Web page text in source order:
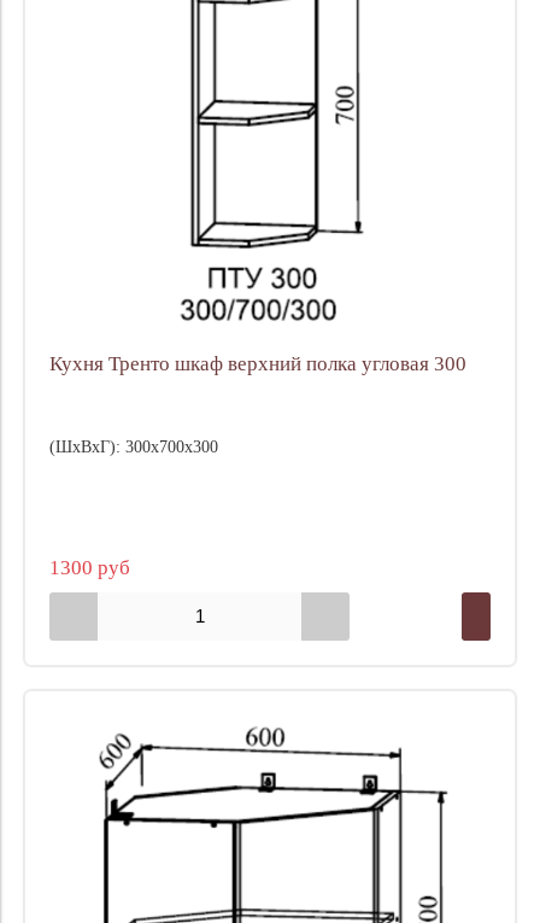
Кухня Тренто шкаф верхний полка угловая 300
(ШхВхГ): 300х700х300
1300 руб